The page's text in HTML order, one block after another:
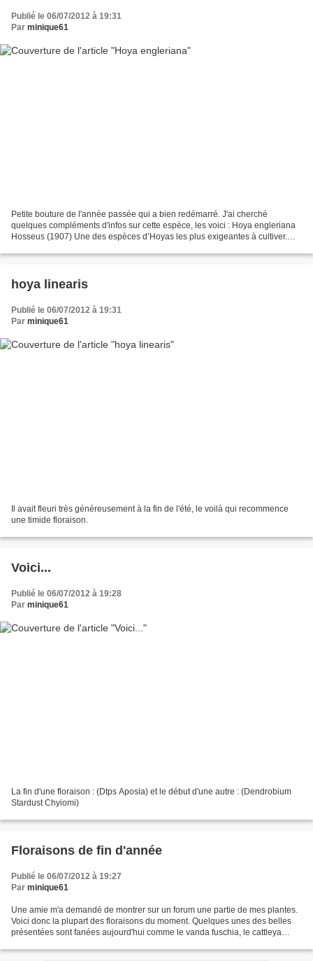
Publié le 06/07/2012 à 19:31
Par minique61
Petite bouture de l'année passée qui a bien redémarré. J'ai cherché
quelques compléments d'infos sur cette espèce, les voici : Hoya engleriana
Hosseus (1907) Une des espèces d’Hoyas les plus exigeantes à cultiver.
hoya linearis
Publié le 06/07/2012 à 19:31
Par minique61
Il avait fleuri très généreusement à la fin de l'été, le voilà qui recommence
une timide floraison.
Voici...
Publié le 06/07/2012 à 19:28
Par minique61
La fin d'une floraison : (Dtps Aposia) et le début d'une autre : (Dendrobium
Stardust Chyiomi)
Floraisons de fin d'année
Publié le 06/07/2012 à 19:27
Par minique61
Une amie m'a demandé de montrer sur un forum une partie de mes plantes.
Voici donc la plupart des floraisons du moment. Quelques unes des belles
présentées sont fanées aujourd'hui comme le vanda fuschia, le cattleya